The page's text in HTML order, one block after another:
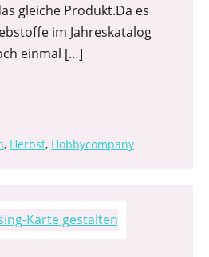
gleiche Produkt.Da es
im Jahreskatalog
einmal […]
, Herbst, Hobbycompany